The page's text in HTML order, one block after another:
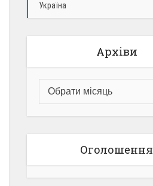
Україна
Архіви
Оголошення